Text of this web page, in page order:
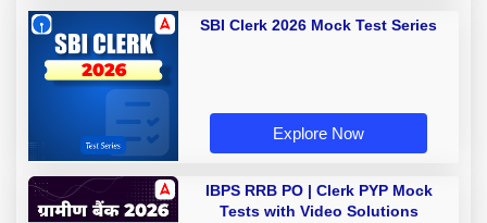
SBI Clerk 2026 Mock Test Series
Explore Now
IBPS RRB PO | Clerk PYP Mock
Tests with Video Solutions